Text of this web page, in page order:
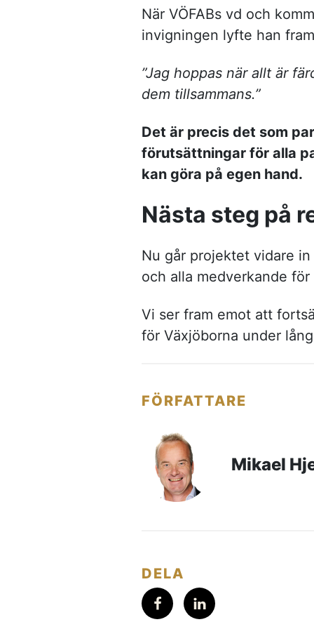
När VÖFABs vd och
invigningen lyfte han
”Jag hoppas när allt är
dem tillsammans.”
Det är precis det som
förutsättningar för alla
kan göra på egen hand.
Nästa steg på
Nu går projektet vidare
och alla medverkande
Vi ser fram emot att
för Växjöborna under
FÖRFATTARE
Mikael
DELA